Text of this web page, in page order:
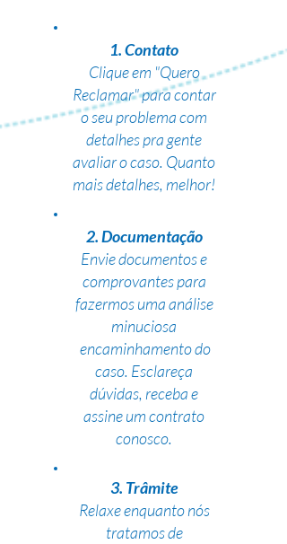
1. Contato
Clique em "Quero
Reclamar" para contar
o seu problema com
detalhes pra gente
avaliar o caso. Quanto
mais detalhes, melhor!
2. Documentação
Envie documentos e
comprovantes para
fazermos uma análise
minuciosa
encaminhamento do
caso. Esclareça
dúvidas, receba e
assine um contrato
conosco.
3. Trâmite
Relaxe enquanto nós
tratamos de